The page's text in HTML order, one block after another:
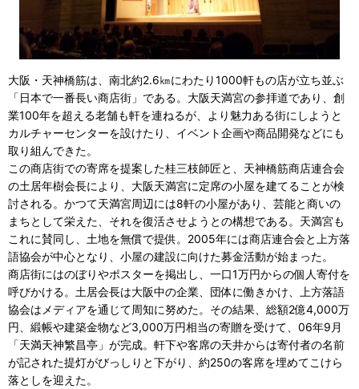
大阪・天神橋筋は、南北約2.6㎞にわたり1000軒もの店が立ち並ぶ
「日本で一番長い商店街」である。大阪天満宮の参拝道であり、創
業100年を超える老舗も軒を連ねるが、より魅力ある街にしようと
カルチャーセンターを設けたり、イベント企画や商品開発などにも
取り組んできた。
この商店街での寄席を提案した桂三枝師匠と、天神橋筋商店連合会
の土居年樹会長により、大阪天満宮に定席の小屋を建てることが検
討される。かつて天満宮周辺には8軒の小屋があり、芸能と商いの
まちとして栄えた、それを復活させようとの構想である。天満宮も
これに賛同し、土地を無償で提供。2005年には商店連合会と上方落
語協会が中心となり、小屋の建設に向けた募金活動が始まった。
商店街にはのぼりやポスターを掲出し、一口1万円からの個人寄付を
呼びかける。土居会長は大阪中の企業、団体に働きかけ、上方落語
協会はメディアを通じて周知に努めた。その結果、総額2億4,000万
円、緞帳や建築金物など3,000万円相当の寄贈を受けて、06年9月
「天満天神繁昌亭」が完成。軒下や客席の天井からは寄付者の名前
が記された提灯がびっしりと下がり、約250の客席を埋めてこけら
落としを迎えた。